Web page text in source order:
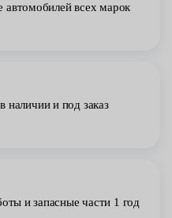
автомобилей всех марок
наличии и под заказ
и запасные части 1 год